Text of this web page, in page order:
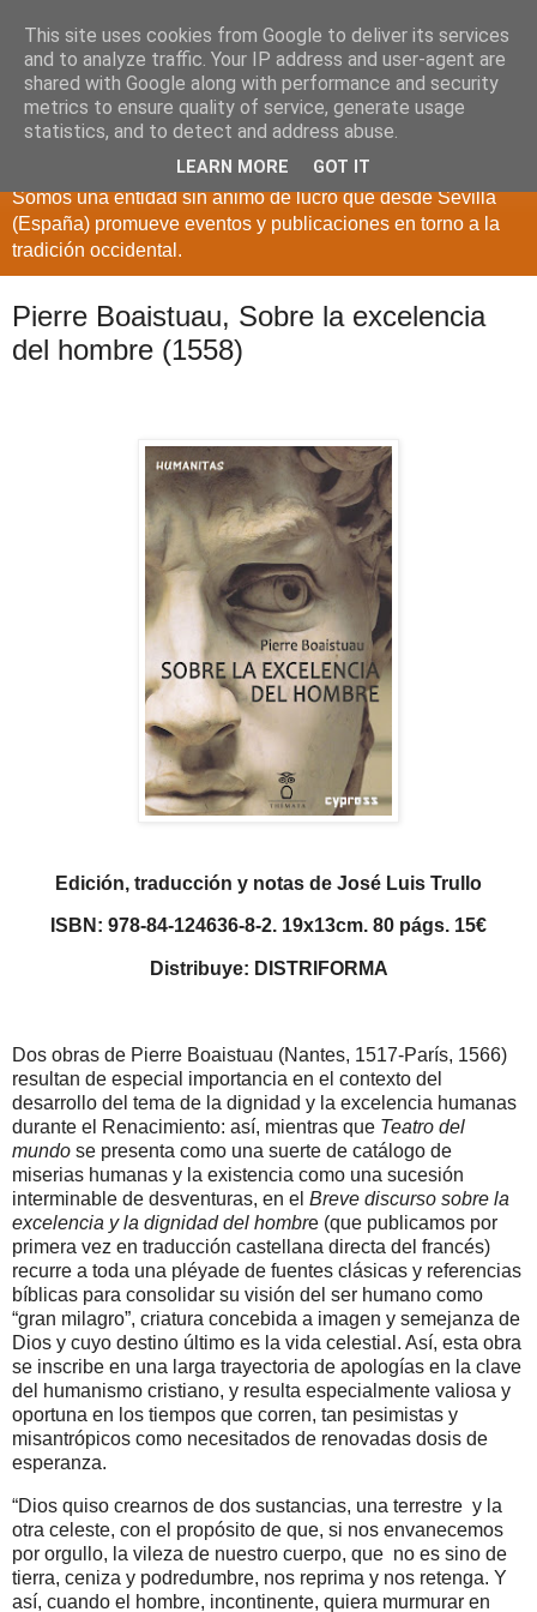
Somos una entidad sin ánimo de lucro que desde Sevilla
(España) promueve eventos y publicaciones en torno a la
tradición occidental.
Pierre Boaistuau, Sobre la excelencia
del hombre (1558)
Edición, traducción y notas de José Luis Trullo
ISBN: 978-84-124636-8-2. 19x13cm. 80 págs. 15€
Distribuye: DISTRIFORMA
Dos obras de Pierre Boaistuau (Nantes, 1517-París, 1566)
resultan de especial importancia en el contexto del
desarrollo del tema de la dignidad y la excelencia humanas
durante el Renacimiento: así, mientras que Teatro del
mundo se presenta como una suerte de catálogo de
miserias humanas y la existencia como una sucesión
interminable de desventuras, en el Breve discurso sobre la
excelencia y la dignidad del hombre (que publicamos por
primera vez en traducción castellana directa del francés)
recurre a toda una pléyade de fuentes clásicas y referencias
bíblicas para consolidar su visión del ser humano como
“gran milagro”, criatura concebida a imagen y semejanza de
Dios y cuyo destino último es la vida celestial. Así, esta obra
se inscribe en una larga trayectoria de apologías en la clave
del humanismo cristiano, y resulta especialmente valiosa y
oportuna en los tiempos que corren, tan pesimistas y
misantrópicos como necesitados de renovadas dosis de
esperanza.
“Dios quiso crearnos de dos sustancias, una terrestre y la
otra celeste, con el propósito de que, si nos envanecemos
por orgullo, la vileza de nuestro cuerpo, que no es sino de
tierra, ceniza y podredumbre, nos reprima y nos retenga. Y
así, cuando el hombre, incontinente, quiera murmurar en
This site uses cookies from Google to deliver its services
and to analyze traffic. Your IP address and user-agent are
shared with Google along with performance and security
metrics to ensure quality of service, generate usage
statistics, and to detect and address abuse.
LEARN MORE GOT IT